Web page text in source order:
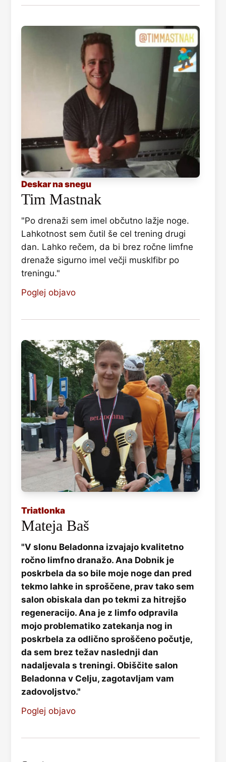
Deskar na snegu
Tim Mastnak
"Po drenaži sem imel občutno lažje noge.
Lahkotnost sem čutil še cel trening drugi
dan. Lahko rečem, da bi brez ročne limfne
drenaže sigurno imel večji musklfibr po
treningu."
Poglej objavo
Triatlonka
Mateja Baš
"V slonu Beladonna izvajajo kvalitetno
ročno limfno dranažo. Ana Dobnik je
poskrbela da so bile moje noge dan pred
tekmo lahke in sproščene, prav tako sem
salon obiskala dan po tekmi za hitrejšo
regeneracijo. Ana je z limfo odpravila
mojo problematiko zatekanja nog in
poskrbela za odlično sproščeno počutje,
da sem brez težav naslednji dan
nadaljevala s treningi. Obiščite salon
Beladonna v Celju, zagotavljam vam
zadovoljstvo."
Poglej objavo